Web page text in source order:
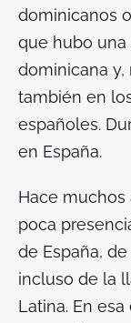
dominicanos
que hubo una
dominicana y,
también en
españoles.
en España.
Hace muchos
poca
de España,
incluso de la
Latina. En